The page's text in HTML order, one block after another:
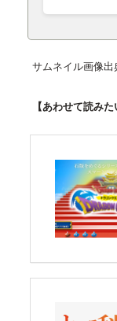
サムネイル画像
【あわせて読みた